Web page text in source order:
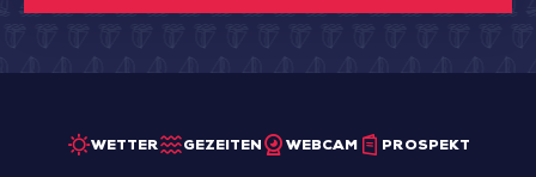
WETTER GEZEITEN WEBCAM PROSPEKT